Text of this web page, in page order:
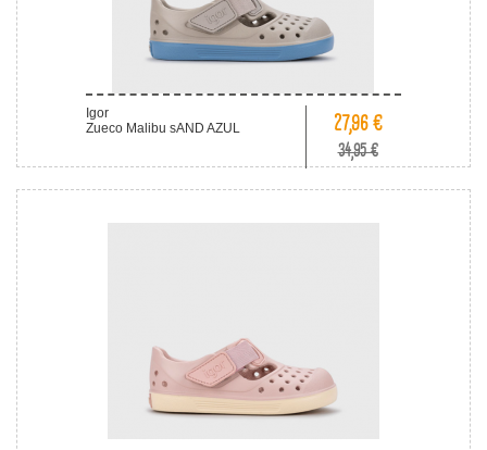
Igor
Zueco Malibu sAND AZUL
27,96 €
34,95 €